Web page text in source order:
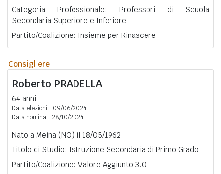
Categoria Professionale: Professori di Scuola
Secondaria Superiore e Inferiore
Partito/Coalizione: Insieme per Rinascere
Consigliere
Roberto PRADELLA
64 anni
Data elezioni:
09/06/2024
Data nomina: 28/10/2024
Nato a Meina (NO) il 18/05/1962
Titolo di Studio: Istruzione Secondaria di Primo Grado
Partito/Coalizione: Valore Aggiunto 3.0